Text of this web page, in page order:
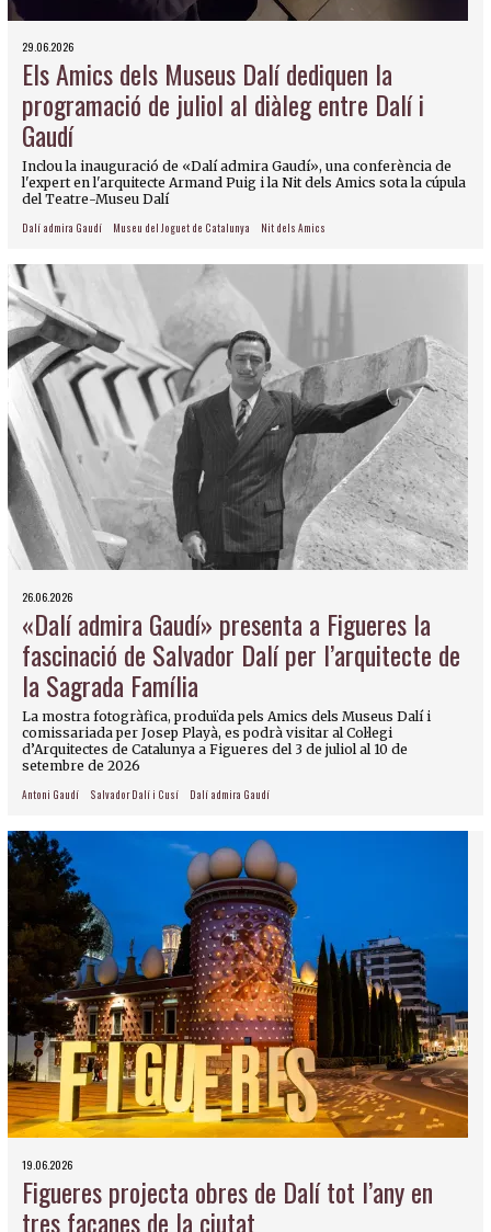
29.06.2026
Els Amics dels Museus Dalí dediquen la
programació de juliol al diàleg entre Dalí i
Gaudí
Inclou la inauguració de «Dalí admira Gaudí», una conferència de
l'expert en l'arquitecte Armand Puig i la Nit dels Amics sota la cúpula
del Teatre-Museu Dalí
Dalí admira Gaudí Museu del Joguet de Catalunya Nit dels Amics
26.06.2026
«Dalí admira Gaudí» presenta a Figueres la
fascinació de Salvador Dalí per l’arquitecte de
la Sagrada Família
La mostra fotogràfica, produïda pels Amics dels Museus Dalí i
comissariada per Josep Playà, es podrà visitar al Col·legi
d’Arquitectes de Catalunya a Figueres del 3 de juliol al 10 de
setembre de 2026
Antoni Gaudí Salvador Dalí i Cusí Dalí admira Gaudí
19.06.2026
Figueres projecta obres de Dalí tot l’any en
tres façanes de la ciutat